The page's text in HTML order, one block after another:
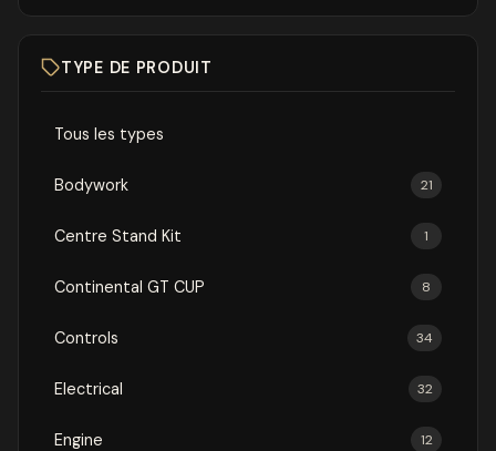
TYPE DE PRODUIT
Tous les types
Bodywork 21
Centre Stand Kit 1
Continental GT CUP 8
Controls 34
Electrical 32
Engine 12